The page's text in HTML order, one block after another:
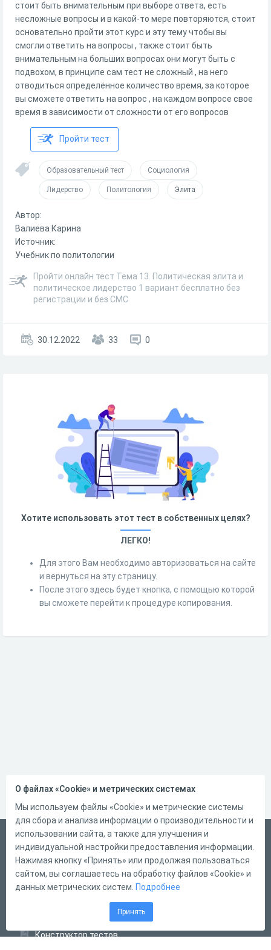
стоит быть внимательным при выборе ответа, есть
несложные вопросы и в какой-то мере повторяются, стоит
основательно пройти этот курс и эту тему чтобы вы
смогли ответить на вопросы , также стоит быть
внимательным на больших вопросах они могут быть с
подвохом, в принципе сам тест не сложный , на него
отводиться определённое количество время, за которое
вы сможете ответить на вопрос , на каждом вопросе свое
время в зависимости от сложности от его вопросов
Пройти тест
Образовательный тест Социология
Лидерство Политология Элита
Автор:
Валиева Карина
Источник:
Учебник по политологии
Пройти онлайн тест Тема 13. Политическая элита и
политическое лидерство 1 вариант бесплатно без
регистрации и без СМС
30.12.2022 33 0
Хотите использовать этот тест в собственных целях?
ЛЕГКО!
Для этого Вам необходимо авторизоваться на сайте
и вернуться на эту страницу.
После этого здесь будет кнопка, с помощью которой
вы сможете перейти к процедуре копирования.
Русский
Справка
Форма обратной связи
Конструктор тестов
О файлах «Cookie» и метрических системах
Мы используем файлы «Cookie» и метрические системы
для сбора и анализа информации о производительности и
использовании сайта, а также для улучшения и
индивидуальной настройки предоставления информации.
Нажимая кнопку «Принять» или продолжая пользоваться
сайтом, вы соглашаетесь на обработку файлов «Cookie» и
данных метрических систем. Подробнее
Принять